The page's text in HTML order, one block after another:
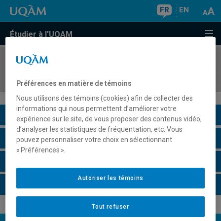
FR EN
Étudier à l'UQAM
COURS//
Description du cours
Horaire - Été 2026
Préférences en matière de témoins
Nous utilisons des témoins (cookies) afin de collecter des
informations qui nous permettent d’améliorer votre
expérience sur le site, de vous proposer des contenus vidéo,
d’analyser les statistiques de fréquentation, etc. Vous
pouvez personnaliser votre choix en sélectionnant
« Préférences ».
Tout refuser
Autoriser les témoins